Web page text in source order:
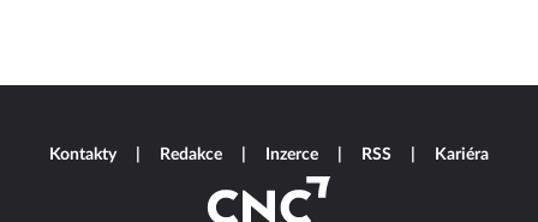
Kontakty Redakce Inzerce RSS Kariéra